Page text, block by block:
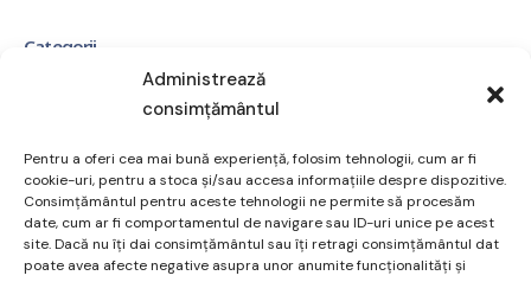
Administrează
consimțământul
Pentru a oferi cea mai bună experiență, folosim tehnologii, cum ar fi
cookie-uri, pentru a stoca și/sau accesa informațiile despre dispozitive.
Consimțământul pentru aceste tehnologii ne permite să procesăm
date, cum ar fi comportamentul de navigare sau ID-uri unice pe acest
site. Dacă nu îți dai consimțământul sau îți retragi consimțământul dat
poate avea afecte negative asupra unor anumite funcționalități și
Categorii
CE ESTE OBEZITATEA?
CONSECINȚE ȘI COMPLICAȚII
POVEȘTI REALE
RESURSE ȘI SUPORT
TRATAMENT ȘI OPȚIUNI